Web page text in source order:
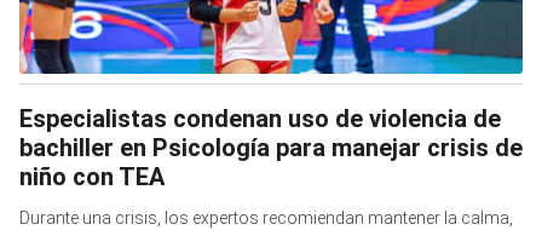
Especialistas condenan uso de violencia de
bachiller en Psicología para manejar crisis de
niño con TEA
Durante una crisis, los expertos recomiendan mantener la calma,